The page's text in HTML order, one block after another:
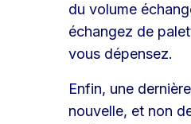
du volume
échangez de
vous dépensez.
Enfin, une
nouvelle, et non